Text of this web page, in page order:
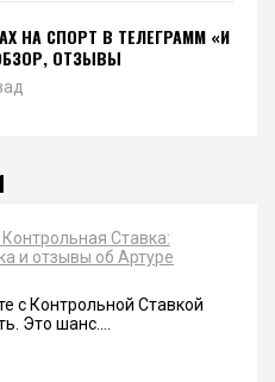
НА СПОРТ В ТЕЛЕГРАММ «И
ОТЗЫВЫ
Ставка:
и отзывы об Артуре
с Контрольной Ставкой
Это шанс....